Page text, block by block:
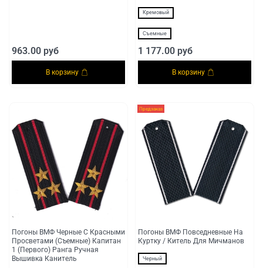
963.00 руб
В корзину
Кремовый
Съемные
1 177.00 руб
В корзину
Погоны ВМФ Черные С Красными
Просветами (Съемные) Капитан
1 (Первого) Ранга Ручная
Вышивка Канитель
Предзаказ
Погоны ВМФ Повседневные На
Куртку / Китель Для Мичманов
Черный